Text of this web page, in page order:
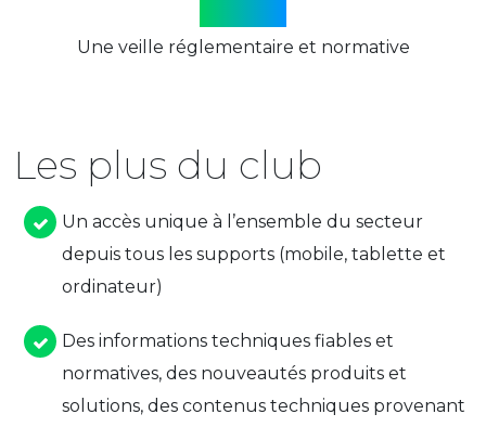
Une veille réglementaire et normative
Les plus du club
Un accès unique à l’ensemble du secteur
depuis tous les supports (mobile, tablette et
ordinateur)
Des informations techniques fiables et
normatives, des nouveautés produits et
solutions, des contenus techniques provenant